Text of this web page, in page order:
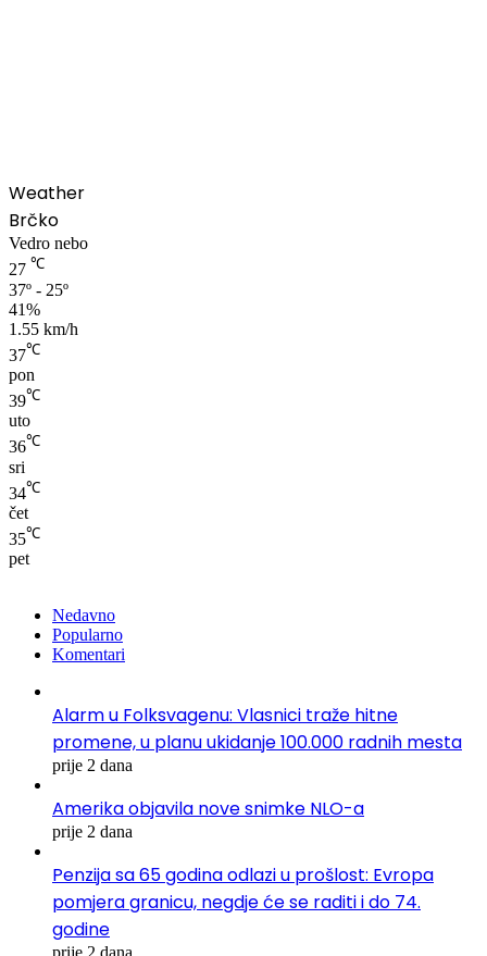
Weather
Brčko
Vedro nebo
27 ℃
37º - 25º
41%
1.55 km/h
37℃
pon
39℃
uto
36℃
sri
34℃
čet
35℃
pet
Nedavno
Popularno
Komentari
Alarm u Folksvagenu: Vlasnici traže hitne
promene, u planu ukidanje 100.000 radnih mesta
prije 2 dana
Amerika objavila nove snimke NLO-a
prije 2 dana
Penzija sa 65 godina odlazi u prošlost: Evropa
pomjera granicu, negdje će se raditi i do 74.
godine